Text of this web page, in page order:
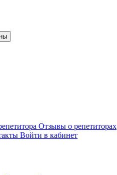
Отзывы о репетиторах
Войти в кабинет